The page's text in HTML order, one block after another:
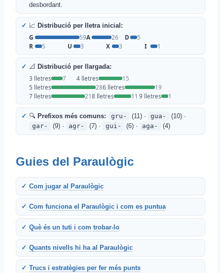
desbordant.
📈 Distribució per lletra inicial:
G 59A 26 D
5
R
5 U 3 X 3 I 1
📐 Distribució per llargada:
3 lletres 7 4 lletres
15
5 lletres
286 lletres
19
7 lletres
218 lletres 11 9 lletres 1
🔍 Prefixos més comuns: gru- (11) · gua-
(10) ·
gar-
(9) · agr- (7) · gui- (6) · aga- (4)
Guies del Paraulògic
Com jugar al Paraulògic
Com funciona el Paraulògic i com es puntua
Què és un tuti i com trobar-lo
Quants nivells hi ha al Paraulògic
Trucs i estratègies per fer més punts